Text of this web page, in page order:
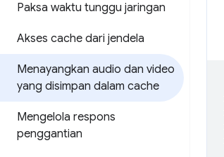
Paksa waktu tunggu jaringan
Akses cache dari jendela
Menayangkan audio dan video
yang disimpan dalam cache
Mengelola respons
penggantian